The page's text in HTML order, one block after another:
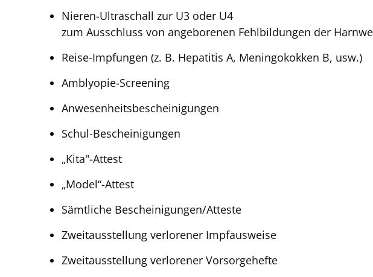
Nieren-Ultraschall zur U3 oder U4
zum Ausschluss von angeborenen Fehlbildungen der
Reise-Impfungen (z. B. Hepatitis A, Meningokokken B, usw.)
Amblyopie-Screening
Anwesenheitsbescheinigungen
Schul-Bescheinigungen
„Kita"-Attest
„Model“-Attest
Sämtliche Bescheinigungen/Atteste
Zweitausstellung verlorener Impfausweise
Zweitausstellung verlorener Vorsorgehefte